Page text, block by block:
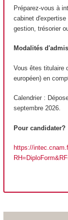
Préparez-vous à
cabinet
gestion, trésorier
Modalités
Vous êtes titulaire
européen) en
Calendrier :
septembre 2026.
Pour candidater?
https://